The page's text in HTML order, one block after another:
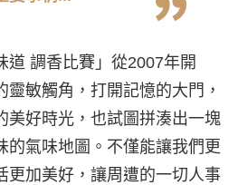
道 調香比賽」從2007年開
敏觸角，打開記憶的大門，
美好時光，也試圖拼湊出一塊
的氣味地圖。不僅能讓我們更
更加美好，讓周遭的一切人事